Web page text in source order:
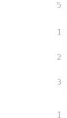
        5
        1
        2
        3
        1